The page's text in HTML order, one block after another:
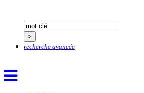
recherche avancée
Heimburger Mario
Hervouët Tifenn
Hussain Fawaz